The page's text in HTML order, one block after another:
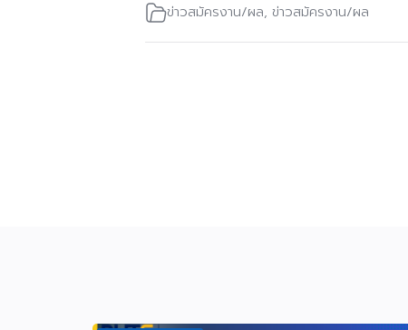
ข่าวสมัครงาน/ผล, ข่าวสมัครงาน/ผล